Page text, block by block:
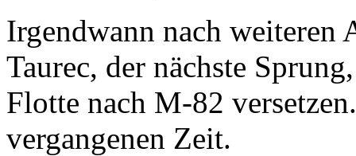
Irgendwann nach weiteren
Taurec, der nächste
Flotte nach M-82
vergangenen Zeit.